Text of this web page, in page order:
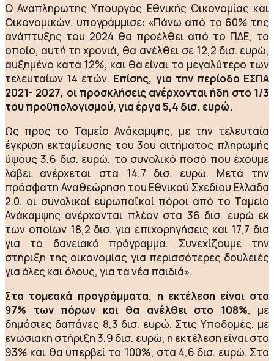
Ο Αναπληρωτής Υπουργός Εθνικής Οικονομίας και
Οικονομικών, υπογράμμισε: «Πάνω από το 60% της
ανάπτυξης του 2024 θα προέλθει από το ΠΔΕ, το
οποίο, αυτή τη χρονιά, θα ανέλθει σε 12,2 δισ. ευρώ,
αυξημένο κατά 12%, και θα είναι το μεγαλύτερο των
τελευταίων 14 ετών. Επίσης, για την περίοδο ΕΣΠΑ
2021- 2027, οι προσκλήσεις ανέρχονται ήδη στο 1/3
του προϋπολογισμού, για έργα 5,4 δισ. ευρώ.
Ως προς το Ταμείο Ανάκαμψης, με την τελευταία
έγκριση εκταμίευσης του 3ου αιτήματος πληρωμής
ύψους 3,6 δισ. ευρώ, το συνολικό ποσό που έχουμε
λάβει ανέρχεται στα 14,7 δισ. ευρώ. Μετά την
πρόσφατη Αναθεώρηση του Εθνικού Σχεδίου Ελλάδα
2.0, οι συνολικοί ευρωπαϊκοί πόροι από το Ταμείο
Ανάκαμψης ανέρχονται πλέον στα 36 δισ. ευρώ εκ
των οποίων 18,2 δισ. για επιχορηγήσεις και 17,7 δισ
για το δανειακό πρόγραμμα. Συνεχίζουμε την
στήριξη της οικονομίας για περισσότερες δουλειές
για όλες και όλους, για τα νέα παιδιά».
Στα τομεακά προγράμματα, η εκτέλεση είναι στο
97% των πόρων και θα ανέλθει στο 108%, με
δημόσιες δαπάνες 8,3 δισ. ευρώ. Στις Υποδομές, με
ενωσιακή στήριξη 3,9 δισ. ευρώ, η εκτέλεση είναι στο
93% και θα υπερβεί το 100%, στα 4,6 δισ. ευρώ. Στο